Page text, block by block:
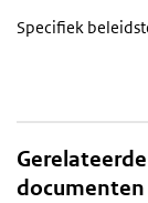
Specifiek
Gerelateerde
documenten